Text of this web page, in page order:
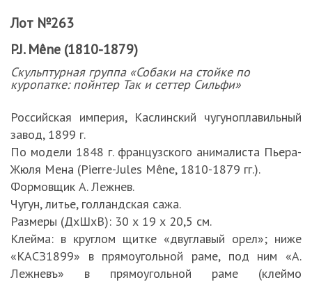
Лот №263
P.J. Mêne (1810-1879)
Скульптурная группа «Собаки на стойке по
куропатке: пойнтер Так и сеттер Сильфи»
Российская империя, Каслинский чугуноплавильный
завод, 1899 г.
По модели 1848 г. французского анималиста Пьера-
Жюля Мена (Pierre-Jules Mêne, 1810-1879 гг.).
Формовщик А. Лежнев.
Чугун, литье, голландская сажа.
Размеры (ДхШхВ): 30 х 19 х 20,5 см.
Клейма: в круглом щитке «двуглавый орел»; ниже
«КАСЗ1899» в прямоугольной раме, под ним «А.
Лежневъ» в прямоугольной раме (клеймо